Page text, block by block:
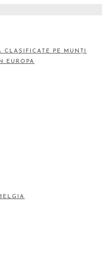
CLASIFICATE PE MUNȚI
EUROPA